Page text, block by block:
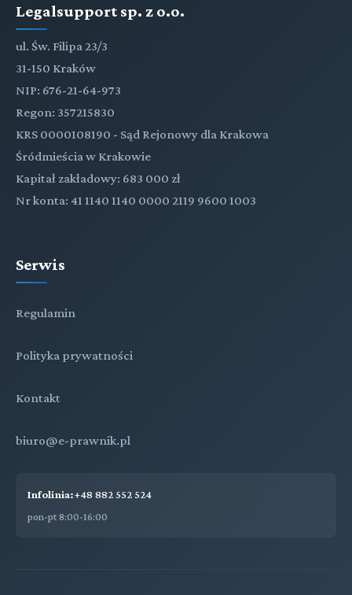
Legalsupport sp. z o.o.
ul. Św. Filipa 23/3
31-150 Kraków
NIP: 676-21-64-973
Regon: 357215830
KRS 0000108190 - Sąd Rejonowy dla Krakowa
Śródmieścia w Krakowie
Kapitał zakładowy: 683 000 zł
Nr konta: 41 1140 1140 0000 2119 9600 1003
Serwis
Regulamin
Polityka prywatności
Kontakt
biuro@e-prawnik.pl
Infolinia:+48 882 552 524
pon-pt 8:00-16:00